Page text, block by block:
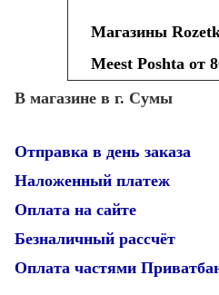
Магазины
Meest Poshta от
В магазине в г. Сумы
Отправка в день заказа
Наложенный платеж
Оплата на сайте
Безналичный рассчёт
Оплата частями